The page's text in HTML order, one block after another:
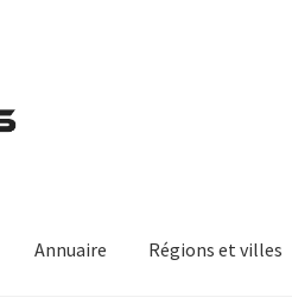
Annuaire Régions et villes